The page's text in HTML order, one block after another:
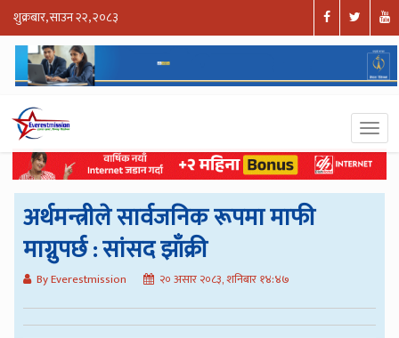
शुक्रबार, साउन २२, २०८३
अर्थमन्त्रीले सार्वजनिक रूपमा माफी
माग्नुपर्छ : सांसद झाँक्री
By Everestmission २० असार २०८३, शनिबार १४:४७